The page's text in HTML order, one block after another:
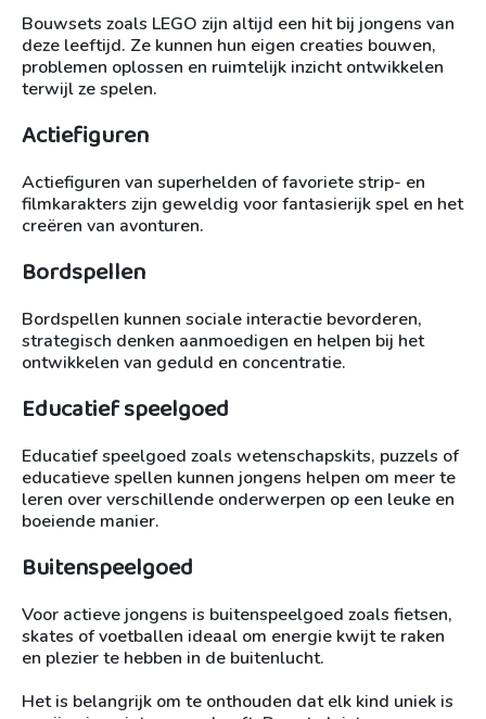
Bouwsets zoals LEGO zijn altijd een hit bij jongens van
deze leeftijd. Ze kunnen hun eigen creaties bouwen,
problemen oplossen en ruimtelijk inzicht ontwikkelen
terwijl ze spelen.
Actiefiguren
Actiefiguren van superhelden of favoriete strip- en
filmkarakters zijn geweldig voor fantasierijk spel en het
creëren van avonturen.
Bordspellen
Bordspellen kunnen sociale interactie bevorderen,
strategisch denken aanmoedigen en helpen bij het
ontwikkelen van geduld en concentratie.
Educatief speelgoed
Educatief speelgoed zoals wetenschapskits, puzzels of
educatieve spellen kunnen jongens helpen om meer te
leren over verschillende onderwerpen op een leuke en
boeiende manier.
Buitenspeelgoed
Voor actieve jongens is buitenspeelgoed zoals fietsen,
skates of voetballen ideaal om energie kwijt te raken
en plezier te hebben in de buitenlucht.
Het is belangrijk om te onthouden dat elk kind uniek is